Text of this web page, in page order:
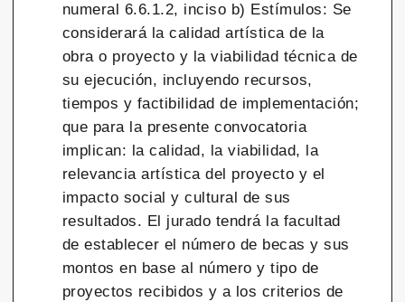
numeral 6.6.1.2, inciso b) Estímulos: Se
considerará la calidad artística de la
obra o proyecto y la viabilidad técnica de
su ejecución, incluyendo recursos,
tiempos y factibilidad de implementación;
que para la presente convocatoria
implican: la calidad, la viabilidad, la
relevancia artística del proyecto y el
impacto social y cultural de sus
resultados. El jurado tendrá la facultad
de establecer el número de becas y sus
montos en base al número y tipo de
proyectos recibidos y a los criterios de